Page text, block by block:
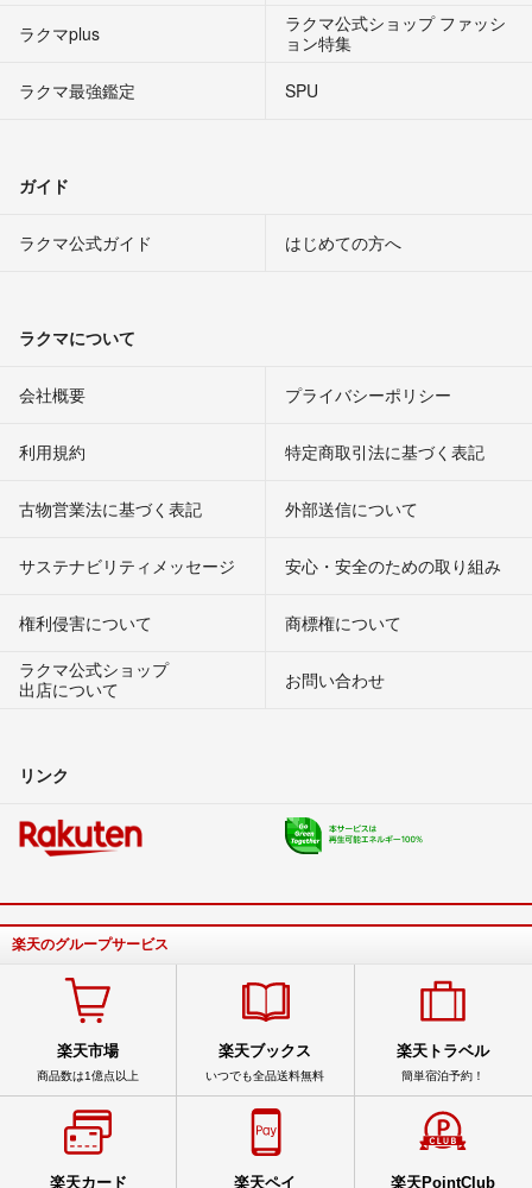
ラクマplus
ラクマ公式ショップ ファッシ
ョン特集
ラクマ最強鑑定
SPU
ガイド
ラクマ公式ガイド はじめての方へ
ラクマについて
会社概要 プライバシーポリシー
利用規約 特定商取引法に基づく表記
古物営業法に基づく表記 外部送信について
サステナビリティメッセージ 安心・安全のための取り組み
権利侵害について
商標権について
ラクマ公式ショップ
出店について
お問い合わせ
リンク
楽天のグループサービス
楽天市場
商品数は1億点以上
楽天ブックス
いつでも全品送料無料
楽天トラベル
簡単宿泊予約！
楽天カード 楽天ペイ 楽天PointClub